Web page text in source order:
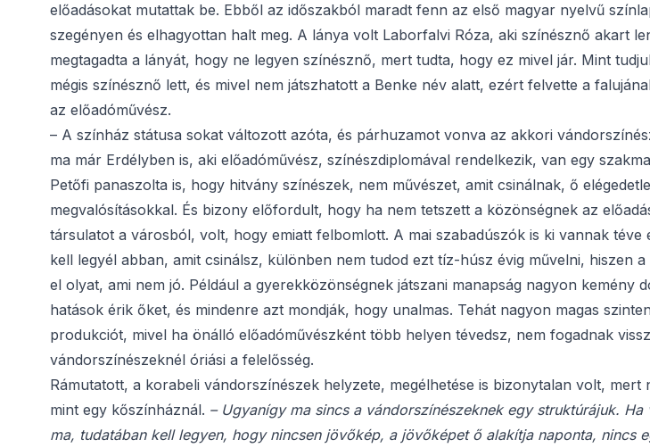
előadásokat mutattak be. Ebből az időszakból maradt fenn az első magyar nyelvű
szegényen és elhagyottan halt meg. A lánya volt Laborfalvi Róza, aki színésznő akart
megtagadta a lányát, hogy ne legyen színésznő, mert tudta, hogy ez mivel jár. Mint
mégis színésznő lett, és mivel nem játszhatott a Benke név alatt, ezért felvette a
az előadóművész.
– A színház státusa sokat változott azóta, és párhuzamot vonva az akkori
ma már Erdélyben is, aki előadóművész, színészdiplomával rendelkezik, van egy
Petőfi panaszolta is, hogy hitvány színészek, nem művészet, amit csinálnak, ő
megvalósításokkal. És bizony előfordult, hogy ha nem tetszett a közönségnek az
társulatot a városból, volt, hogy emiatt felbomlott. A mai szabadúszók is ki vannak téve
kell legyél abban, amit csinálsz, különben nem tudod ezt tíz-húsz évig művelni, hiszen
el olyat, ami nem jó. Például a gyerekközönségnek játszani manapság nagyon kemény
hatások érik őket, és mindenre azt mondják, hogy unalmas. Tehát nagyon magas
produkciót, mivel ha önálló előadóművészként több helyen tévedsz, nem fogadnak
vándorszínészeknél óriási a felelősség.
Rámutatott, a korabeli vándorszínészek helyzete, megélhetése is bizonytalan volt,
mint egy kőszínháznál. – Ugyanígy ma sincs a vándorszínészeknek egy struktúrájuk.
ma, tudatában kell legyen, hogy nincsen jövőkép, a jövőképet ő alakítja naponta, nincs